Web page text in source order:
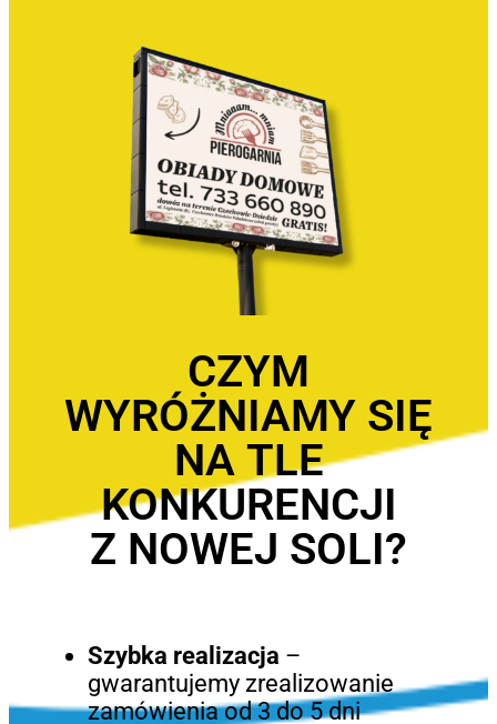
CZYM
WYRÓŻNIAMY SIĘ
NA TLE
KONKURENCJI
Z NOWEJ SOLI?
Szybka realizacja –
gwarantujemy zrealizowanie
zamówienia od 3 do 5 dni